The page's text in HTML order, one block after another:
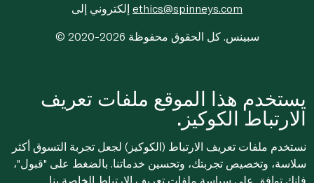
ethics@spinneys.com
© 2020-2026 سبينس. كل الحقوق محفوظة
يستخدم هذا الموقع ملفات تعريف
الارتباط الكوكيز.
نستخدم ملفات تعريف الارتباط (الكوكيز) لجعل تجربة التسوق أكثر
سلاسة، وتخصيص تجربتك، وتحسين خدماتنا. بالضغط على "قبول"،
فإنك توافق على سياسة ملفات تعريف الارتباط الخاصة بنا.